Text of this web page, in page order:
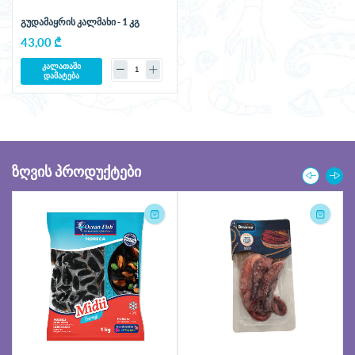
გუდამაყრის კალმახი - 1 კგ
43,00 ₾
კალათაში
დამატება
ᲖᲦᲕᲘᲡ ᲞᲠᲝᲓᲣᲥᲢᲔᲑᲘ